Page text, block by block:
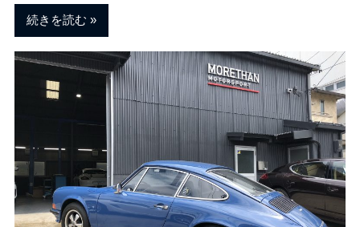
ュ
ー
ニ
ン
続きを読む